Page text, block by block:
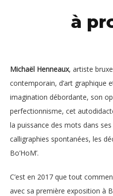
à pr
Michaël Henneaux, artiste
contemporain, d’art graphique
imagination débordante, son
perfectionnisme, cet
la puissance des mots dans
calligraphies spontanées, les
Bo’HoM’.
C’est en 2017 que tout
avec sa première exposition à